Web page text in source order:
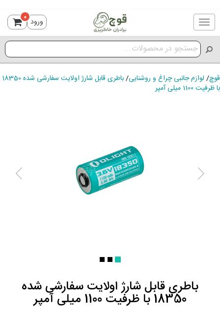
Toggle
navigation
ورود 0
قوچ/ لوازم جانبی چراغ و روشنایی/
باطری قابل شارژ اولایت سفارشی شده 18350
با ظرفیت 1100 میلی آمپر
باطری قابل شارژ اولایت سفارشی شده
18350 با ظرفیت 1100 میلی آمپر